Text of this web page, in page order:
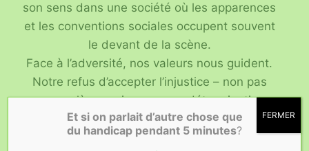
son sens dans une société où les apparences
et les conventions sociales occupent souvent
le devant de la scène.
Face à l’adversité, nos valeurs nous guident.
Notre refus d’accepter l’injustice – non pas
avec colère, mais avec une détermination
lucide et méthodique – nous rappelle que le
véritable pouvoir réside dans la cohérence
Et si on parlait d’autre chose que
du handicap pendant 5 minutes?
FERMER